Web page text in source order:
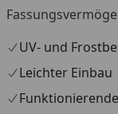
UV- und
Leichter Einbau